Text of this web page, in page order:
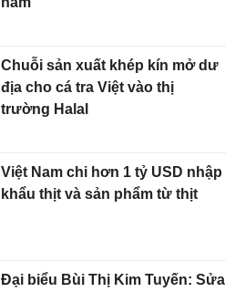
Chuỗi sản xuất khép kín mở dư
địa cho cá tra Việt vào thị
trường Halal
Việt Nam chi hơn 1 tỷ USD nhập
khẩu thịt và sản phẩm từ thịt
Đại biểu Bùi Thị Kim Tuyến: Sửa